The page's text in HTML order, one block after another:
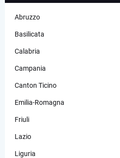
Abruzzo
Basilicata
Calabria
Campania
Canton Ticino
Emilia-Romagna
Friuli
Lazio
Liguria